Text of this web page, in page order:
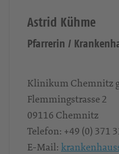
Astrid Kühme
Pfarrerin /
Klinikum Chemnitz
Flemmingstrasse 2
09116 Chemnitz
Telefon: +49 (0) 371
E-Mail: